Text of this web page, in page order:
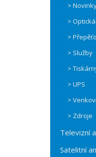
>
>
>
> Služby
>
> UPS
>
> Zdroje
Televizní
Satelitní